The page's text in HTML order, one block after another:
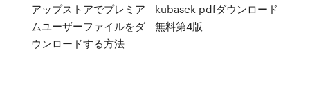
アップストアでプレミア
ムユーザーファイルをダ
ウンロードする方法
kubasek pdfダウンロード
無料第4版